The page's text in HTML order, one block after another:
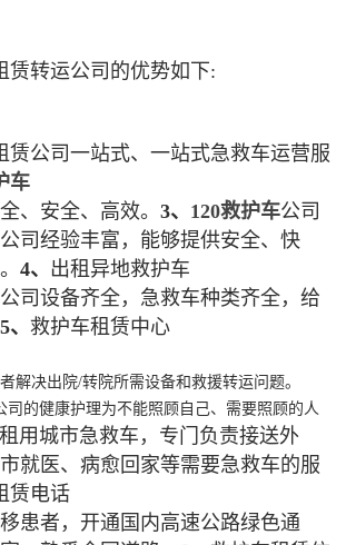
赁转运公司的优势如下:
赁公司一站式、一站式急救车运营服
车
、安全、高效。3、 120救护车公司
司经验丰富，能够提供安全、快
4、 出租异地救护车
司设备齐全，急救车种类齐全，给
5、救护车租赁中心
解决出院/转院所需设备和救援转运问题。
司的健康护理为不能照顾自己、需要照顾的人
用城市急救车，专门负责接送外
就医、病愈回家等需要急救车的服
赁电话
患者，开通国内高速公路绿色通